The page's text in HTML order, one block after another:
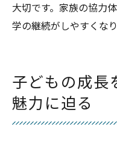
大切です。家族の協力
学の継続がしやすくなり
子どもの成長
魅力に迫る